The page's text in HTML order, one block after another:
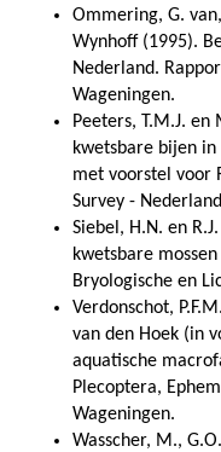
Ommering, G.
Wynhoff (1995).
Nederland.
Wageningen.
Peeters, T.M.J.
kwetsbare bijen
met voorstel voor
Survey -
Siebel, H.N. en
kwetsbare
Bryologische en
Verdonschot,
van den Hoek (in
aquatische
Plecoptera,
Wageningen.
Wasscher, M.,